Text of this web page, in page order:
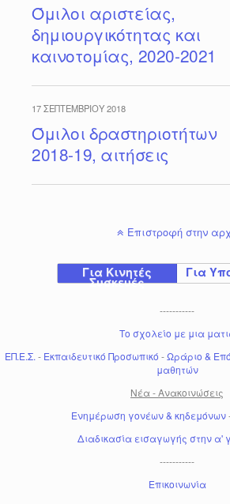
Όμιλοι αριστείας,
δημιουργικότητας και
καινοτομίας, 2020-2021
17 ΣΕΠΤΕΜΒΡΊΟΥ 2018
Όμιλοι δραστηριοτήτων
2018-19, αιτήσεις
Επιστροφή στην
Για Κινητές
Συσκευές
Για
-----------
Το σχολείο με μια
ΕΠ.Ε.Σ. - Εκπαιδευτικό Προσωπικό -Ωράριο &
μαθητών
Νέα - Ανακοινώσεις
Ενημέρωση γονέων & κηδεμόνων
Διαδικασία εισαγωγής στην α'
-----------
Επικοινωνία